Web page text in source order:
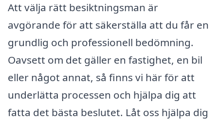
Att välja rätt besiktningsman är
avgörande för att säkerställa att du får en
grundlig och professionell bedömning.
Oavsett om det gäller en fastighet, en bil
eller något annat, så finns vi här för att
underlätta processen och hjälpa dig att
fatta det bästa beslutet. Låt oss hjälpa dig